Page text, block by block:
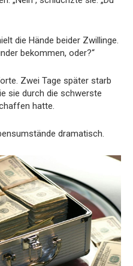
die Hände beider Zwillinge.
bekommen, oder?“
Zwei Tage später starb
sie durch die schwerste
hatte.
dramatisch.